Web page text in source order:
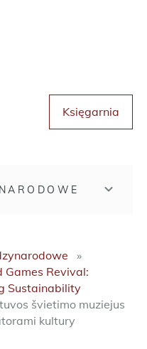
Księgarnia
Games Revival:
Sustainability
švietimo muziejus
kultury